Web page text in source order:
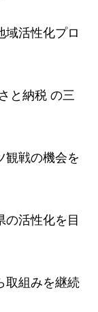
域活性化プロ
と納税 の三
観戦の機会を
の活性化を目
取組みを継続